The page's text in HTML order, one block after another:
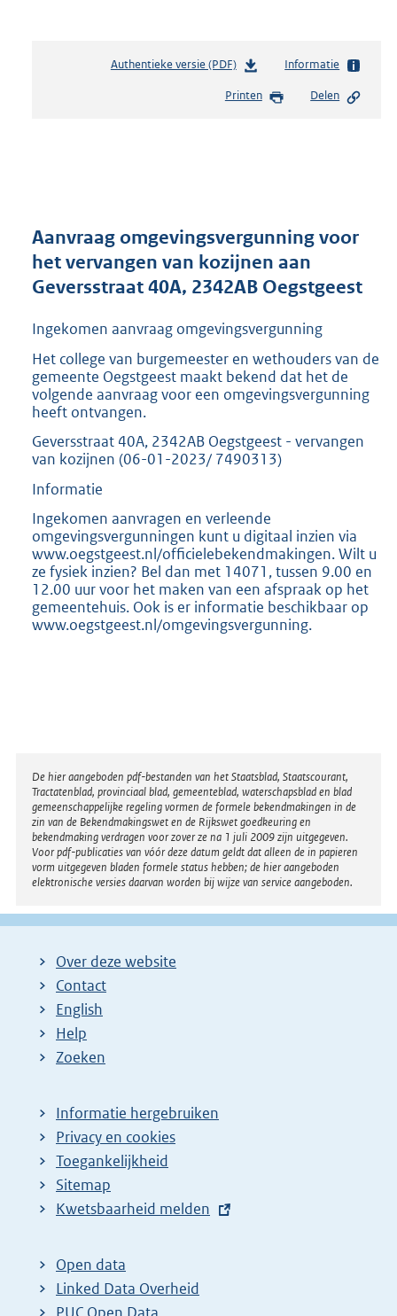
Authentieke versie (PDF)b
s
r
o
o
t
e
2
9
3
b
Informatie
Printen Delen
Aanvraag omgevingsvergunning voor
het vervangen van kozijnen aan
Geversstraat 40A, 2342AB Oegstgeest
Ingekomen aanvraag omgevingsvergunning
Het college van burgemeester en wethouders van de
gemeente Oegstgeest maakt bekend dat het de
volgende aanvraag voor een omgevingsvergunning
heeft ontvangen.
Geversstraat 40A, 2342AB Oegstgeest - vervangen
van kozijnen (06-01-2023/ 7490313)
Informatie
Ingekomen aanvragen en verleende
omgevingsvergunningen kunt u digitaal inzien via
www.oegstgeest.nl/officielebekendmakingen. Wilt u
ze fysiek inzien? Bel dan met 14071, tussen 9.00 en
12.00 uur voor het maken van een afspraak op het
gemeentehuis. Ook is er informatie beschikbaar op
www.oegstgeest.nl/omgevingsvergunning.
Disclaimer
De hier aangeboden pdf-bestanden van het Staatsblad, Staatscourant,
Tractatenblad, provinciaal blad, gemeenteblad, waterschapsblad en blad
gemeenschappelijke regeling vormen de formele bekendmakingen in de
zin van de Bekendmakingswet en de Rijkswet goedkeuring en
bekendmaking verdragen voor zover ze na 1 juli 2009 zijn uitgegeven.
Voor pdf-publicaties van vóór deze datum geldt dat alleen de in papieren
vorm uitgegeven bladen formele status hebben; de hier aangeboden
elektronische versies daarvan worden bij wijze van service aangeboden.
Over deze website
Contact
English
Help
Zoeken
Informatie hergebruiken
Privacy en cookies
Toegankelijkheid
Sitemap
E
t
e
r
Kwetsbaarheid melden
Open data
Linked Data Overheid